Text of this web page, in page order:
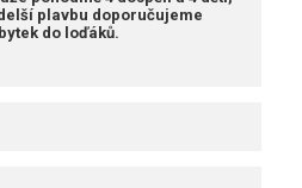
plavbu doporučujeme
do loďáků.